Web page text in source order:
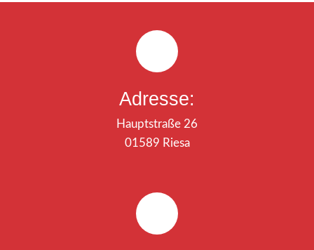
Adresse:
Hauptstraße 26
01589 Riesa